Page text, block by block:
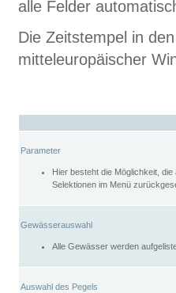
alle Felder
Die Zeitstempel in
mitteleuropäischer
Parameter
Hier besteht die Möglichkeit,
Selektionen im Menü
Gewässerauswahl
Alle Gewässer werden
Auswahl des Pegels